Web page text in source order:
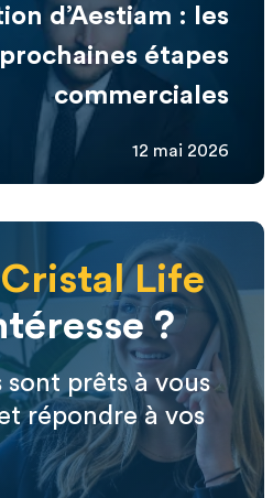
d’Aestiam : les
prochaines étapes
commerciales
12 mai 2026
Cristal Life
?
sont prêts à vous
répondre à vos